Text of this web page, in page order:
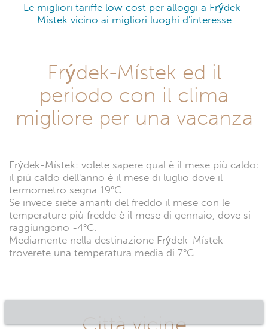
Le migliori tariffe low cost per alloggi a Frýdek-
Místek vicino ai migliori luoghi d'interesse
Frýdek-Místek ed il
periodo con il clima
migliore per una vacanza
Frýdek-Místek: volete sapere qual è il mese più caldo:
il più caldo dell'anno è il mese di luglio dove il
termometro segna 19°C.
Se invece siete amanti del freddo il mese con le
temperature più fredde è il mese di gennaio, dove si
raggiungono -4°C.
Mediamente nella destinazione Frýdek-Místek
troverete una temperatura media di 7°C.